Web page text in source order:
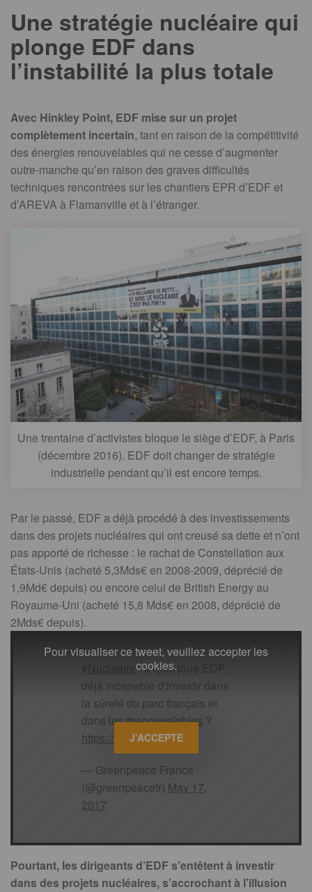
Une stratégie nucléaire qui
plonge EDF dans
l’instabilité la plus totale
Avec Hinkley Point, EDF mise sur un projet
complètement incertain, tant en raison de la compétitivité
des énergies renouvelables qui ne cesse d’augmenter
outre-manche qu’en raison des graves difficultés
techniques rencontrées sur les chantiers EPR d’EDF et
d’AREVA à Flamanville et à l’étranger.
Une trentaine d’activistes bloque le siège d’EDF, à Paris
(décembre 2016). EDF doit changer de stratégie
industrielle pendant qu’il est encore temps.
Par le passé, EDF a déjà procédé à des investissements
dans des projets nucléaires qui ont creusé sa dette et n’ont
pas apporté de richesse : le rachat de Constellation aux
États-Unis (acheté 5,3Mds€ en 2008-2009, déprécié de
1,9Md€ depuis) ou encore celui de British Energy au
Royaume-Uni (acheté 15,8 Mds€ en 2008, déprécié de
2Mds€ depuis).
#Nucléaire: à quoi joue EDF,
déjà incapable d'investir dans
la sûreté du parc français et
dans les#renouvelables ?
https://t.co/6Psu7juP9p
— Greenpeace France
(@greenpeacefr) May 17,
2017
Pour visualiser ce tweet, veuillez accepter les
cookies.
J’ACCEPTE
Pourtant, les dirigeants d’EDF s’entêtent à investir
dans des projets nucléaires, s’accrochant à l’illusion